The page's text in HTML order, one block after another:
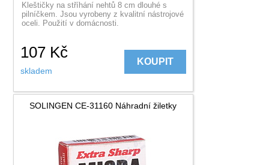
Kleštičky na stříhání nehtů 8 cm dlouhé s
pilníčkem. Jsou vyrobeny z kvalitní nástrojové
oceli. Použití v domácnosti.
107 Kč
skladem
KOUPIT
SOLINGEN CE-31160 Náhradní žiletky